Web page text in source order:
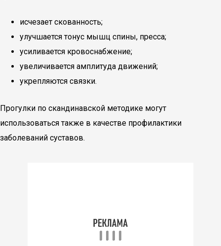
исчезает скованность;
улучшается тонус мышц спины, пресса;
усиливается кровоснабжение;
увеличивается амплитуда движений;
укрепляются связки.
Прогулки по скандинавской методике могут
использоваться также в качестве профилактики
заболеваний суставов.